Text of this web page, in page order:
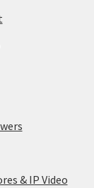
& IP Video